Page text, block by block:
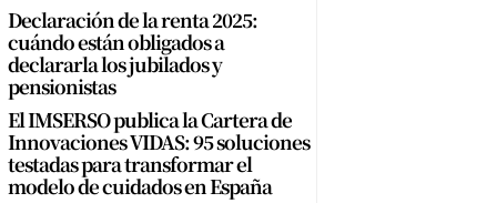
Declaración de la renta 2025:
cuándo están obligados a
declararla los jubilados y
pensionistas
El IMSERSO publica la Cartera de
Innovaciones VIDAS: 95 soluciones
testadas para transformar el
modelo de cuidados en España